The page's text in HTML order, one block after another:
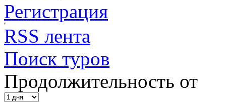
Регистрация
RSS лента
Поиск туров
Продолжительность от